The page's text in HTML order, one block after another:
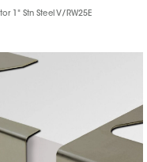
1" Stn Steel V/RW25E